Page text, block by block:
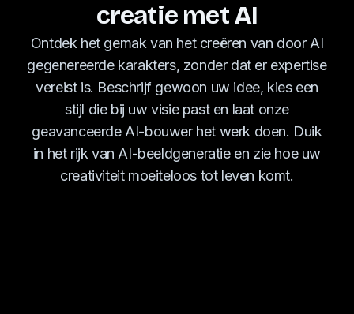
creatie met AI
Ontdek het gemak van het creëren van door AI
gegenereerde karakters, zonder dat er expertise
vereist is. Beschrijf gewoon uw idee, kies een
stijl die bij uw visie past en laat onze
geavanceerde AI-bouwer het werk doen. Duik
in het rijk van AI-beeldgeneratie en zie hoe uw
creativiteit moeiteloos tot leven komt.